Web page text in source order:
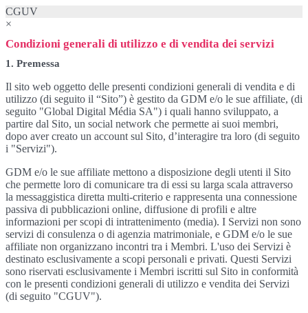
CGUV
×
Condizioni generali di utilizzo e di vendita dei servizi
1. Premessa
Il sito web oggetto delle presenti condizioni generali di vendita e di
utilizzo (di seguito il “Sito”) è gestito da GDM e/o le sue affiliate, (di
seguito "Global Digital Média SA") i quali hanno sviluppato, a
partire dal Sito, un social network che permette ai suoi membri,
dopo aver creato un account sul Sito, d’interagire tra loro (di seguito
i "Servizi").
GDM e/o le sue affiliate mettono a disposizione degli utenti il Sito
che permette loro di comunicare tra di essi su larga scala attraverso
la messaggistica diretta multi-criterio e rappresenta una connessione
passiva di pubblicazioni online, diffusione di profili e altre
informazioni per scopi di intrattenimento (media). I Servizi non sono
servizi di consulenza o di agenzia matrimoniale, e GDM e/o le sue
affiliate non organizzano incontri tra i Membri. L'uso dei Servizi è
destinato esclusivamente a scopi personali e privati. Questi Servizi
sono riservati esclusivamente i Membri iscritti sul Sito in conformità
con le presenti condizioni generali di utilizzo e vendita dei Servizi
(di seguito "CGUV").